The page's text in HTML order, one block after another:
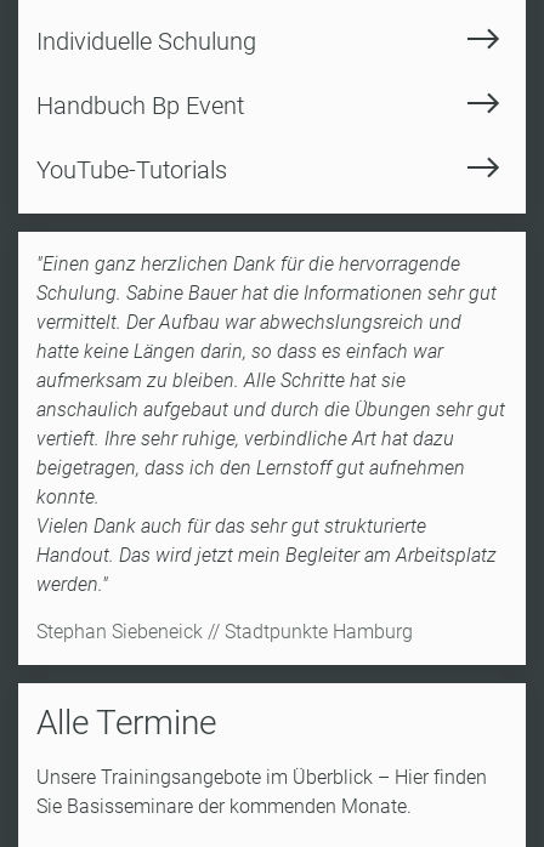
Individuelle Schulung
Handbuch Bp Event
YouTube-Tutorials
"Einen ganz herzlichen Dank für die hervorragende
Schulung. Sabine Bauer hat die Informationen sehr gut
vermittelt. Der Aufbau war abwechslungsreich und
hatte keine Längen darin, so dass es einfach war
aufmerksam zu bleiben. Alle Schritte hat sie
anschaulich aufgebaut und durch die Übungen sehr gut
vertieft. Ihre sehr ruhige, verbindliche Art hat dazu
beigetragen, dass ich den Lernstoff gut aufnehmen
konnte.
Vielen Dank auch für das sehr gut strukturierte
Handout. Das wird jetzt mein Begleiter am Arbeitsplatz
werden."
Stephan Siebeneick // Stadtpunkte Hamburg
Alle Termine
Unsere Trainingsangebote im Überblick – Hier finden
Sie Basisseminare der kommenden Monate.